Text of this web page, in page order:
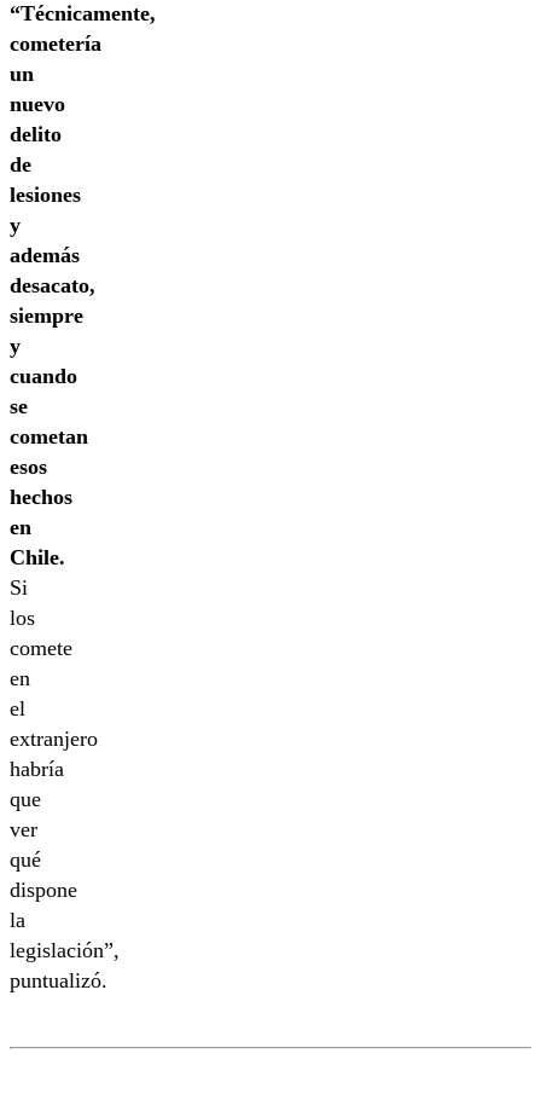
“Técnicamente,
cometería
un
nuevo
delito
de
lesiones
y
además
desacato,
siempre
y
cuando
se
cometan
esos
hechos
en
Chile.
Si
los
comete
en
el
extranjero
habría
que
ver
qué
dispone
la
legislación”,
puntualizó.